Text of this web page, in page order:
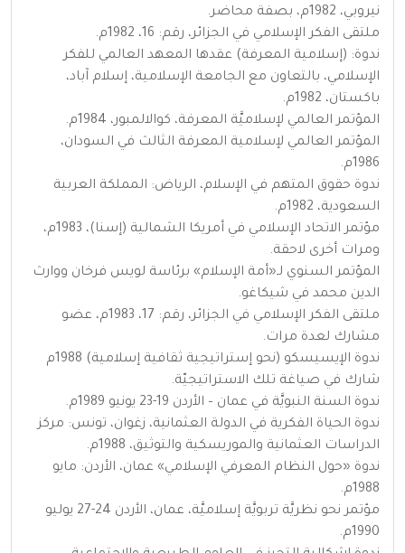
نيروبي، 1982م، بصفة محاضر.
ملتقى الفكر الإسلامي في الجزائر، رقم: 16، 1982م.
ندوة: (إسلامية المعرفة) عقدها المعهد العالمي للفكر
الإسلامي، بالتعاون مع الجامعة الإسلامية، إسلام آباد،
باكستان، 1982م.
المؤتمر العالمي لإسلاميَّة المعرفة، كوالالمبور، 1984م.
المؤتمر العالمي لإسلامية المعرفة الثالث في السودان،
1986م.
ندوة حقوق المتهم في الإسلام، الرياض: المملكة العربية
السعودية، 1982م.
مؤتمر الاتحاد الإسلامي في أمريكا الشمالية (إسنا)، 1983م،
ومرات أخرى لاحقة.
المؤتمر السنوي لـ«أمة الإسلام» برئاسة لويس فرخان ووارث
الدين محمد في شيكاغو.
ملتقى الفكر الإسلامي في الجزائر، رقم: 17، 1983م، عضو
مشارك لعدة مرات.
ندوة الإيسيسكو (نحو إستراتيجية ثقافية إسلامية) 1988م
شارك في صياغة تلك الاستراتيجيّة.
ندوة السنة النبويَّة في عمان – الأردن 19-23 يونيو 1989م.
ندوة الحياة الفكرية في الدولة العثمانية، زغوان، تونس: مركز
الدراسات العثمانية والموريسكية والتوثيق، 1988م.
ندوة «حول النظام المعرفي الإسلامي» عمان، الأردن: مايو
1988م.
مؤتمر نحو نظريَّة تربويَّة إسلاميَّة، عمان، الأردن 24-27 يوليو
1990م.